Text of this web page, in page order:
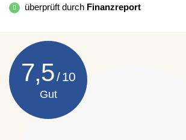
überprüft durch Finanzreport
7,5
Gut